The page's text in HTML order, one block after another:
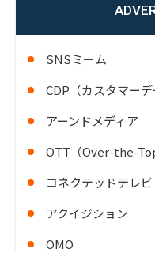
SNSミーム
CDP（カスタマーデ
アーンドメディア
OTT（Over-the-Top
コネクテッドテレビ
アクイジション
OMO